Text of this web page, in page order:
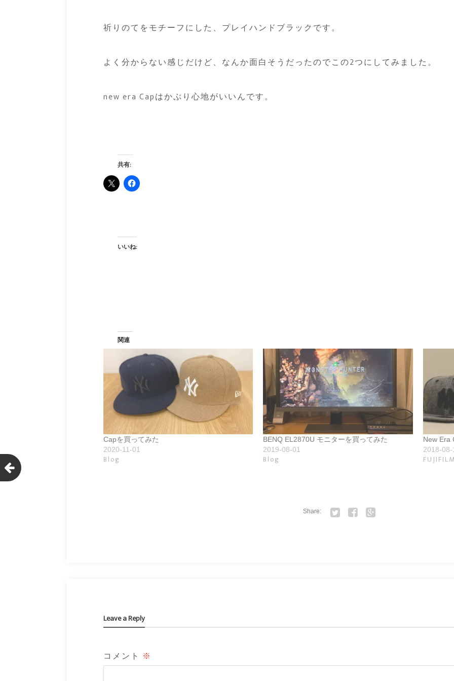
祈りのてをモチーフにした、プレイハンドブラックです。
よく分からない感じだけど、なんか面白そうだったのでこの2つにしてみました。
new era Capはかぶり心地がいいんです。
共有:
いいね:
関連
Capを買ってみた
2020-11-01
Blog
BENQ EL2870U モニターを買ってみた
2019-08-01
Blog
New Era
2018-08-
Share:
Leave a Reply
コメント ※